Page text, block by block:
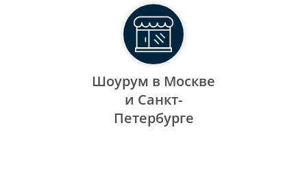
Шоурум в Москве
и Санкт-
Петербурге